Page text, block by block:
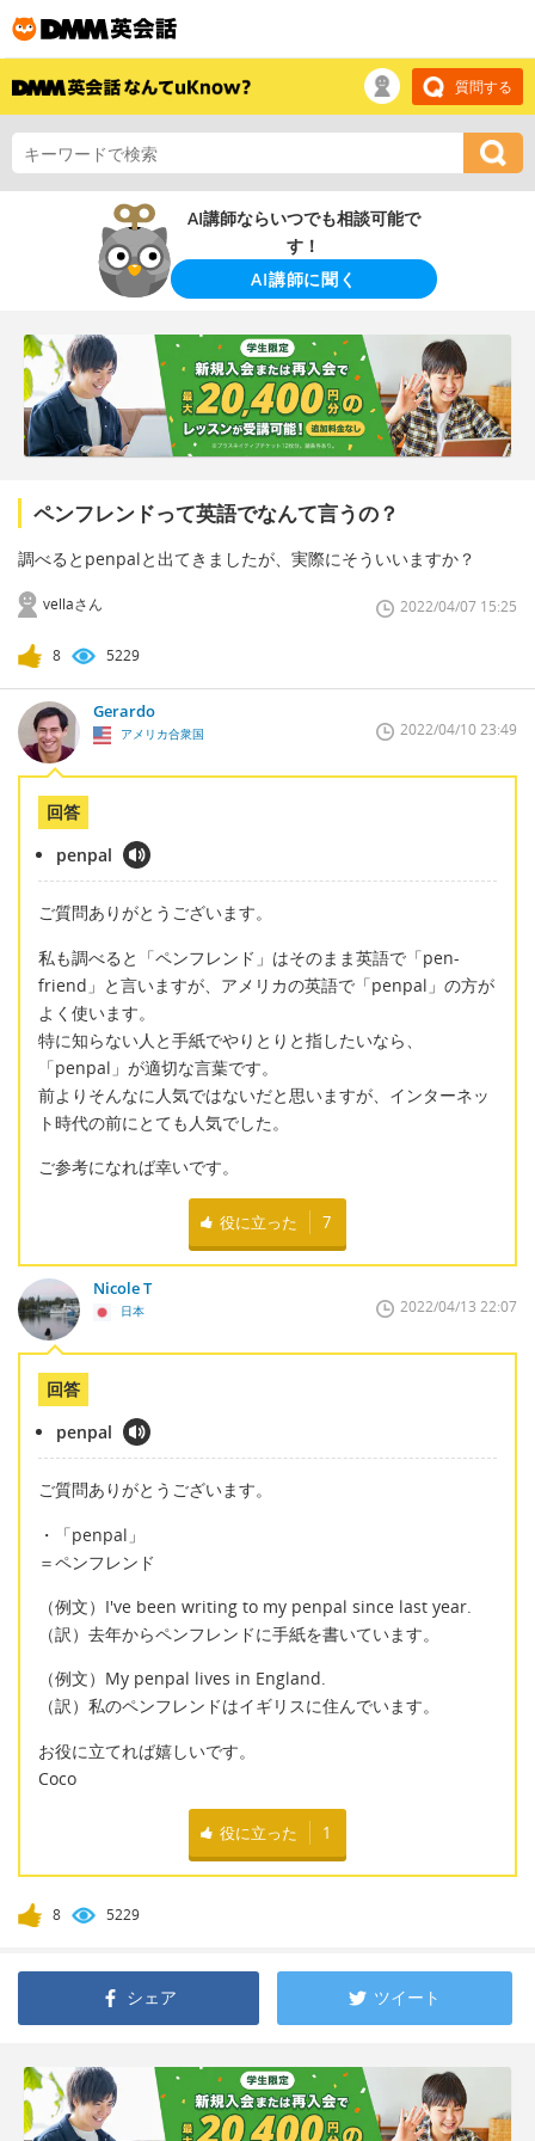
質問する
AI講師ならいつでも相談可能で
す！
AI講師に聞く
ペンフレンドって英語でなんて言うの？
調べるとpenpalと出てきましたが、実際にそういいますか？
vellaさん 2022/04/07 15:25
8 5229
Gerardo
アメリカ合衆国 2022/04/10 23:49
回答
penpal
ご質問ありがとうございます。
私も調べると「ペンフレンド」はそのまま英語で「pen-
friend」と言いますが、アメリカの英語で「penpal」の方が
よく使います。
特に知らない人と手紙でやりとりと指したいなら、
「penpal」が適切な言葉です。
前よりそんなに人気ではないだと思いますが、インターネッ
ト時代の前にとても人気でした。
ご参考になれば幸いです。
役に立った 7
Nicole T
日本 2022/04/13 22:07
回答
penpal
ご質問ありがとうございます。
・「penpal」
＝ペンフレンド
（例文）I've been writing to my penpal since last year.
（訳）去年からペンフレンドに手紙を書いています。
（例文）My penpal lives in England.
（訳）私のペンフレンドはイギリスに住んでいます。
お役に立てれば嬉しいです。
Coco
役に立った 1
8 5229
シェア ツイート